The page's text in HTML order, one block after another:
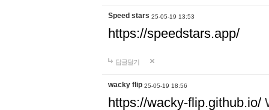
Speed stars 25-05-19 13:53
https://speedstars.app/
답글달기
wacky flip 25-05-19 18:56
https://wacky-flip.github.io/